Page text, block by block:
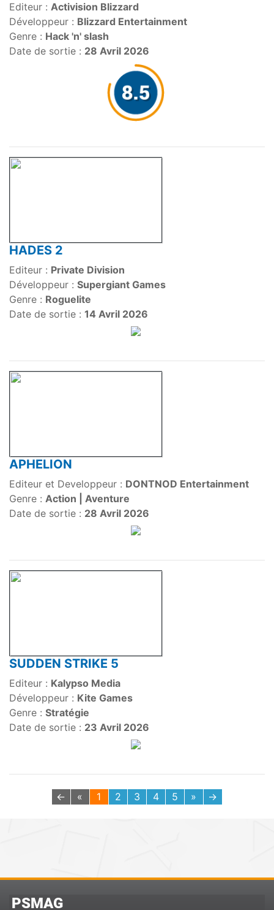
Editeur : Activision Blizzard
Développeur : Blizzard Entertainment
Genre : Hack 'n' slash
Date de sortie : 28 Avril 2026
HADES 2
Editeur : Private Division
Développeur : Supergiant Games
Genre : Roguelite
Date de sortie : 14 Avril 2026
APHELION
Editeur et Developpeur : DONTNOD Entertainment
Genre : Action | Aventure
Date de sortie : 28 Avril 2026
SUDDEN STRIKE 5
Editeur : Kalypso Media
Développeur : Kite Games
Genre : Stratégie
Date de sortie : 23 Avril 2026
← « 1 2 3 4 5 » →
PSMAG